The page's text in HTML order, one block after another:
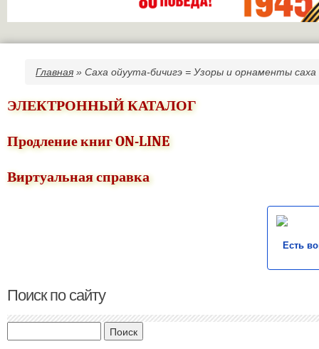
Вы здесь
Главная » Саха ойуута-бичигэ = Узоры и орнаменты саха
ЭЛЕКТРОННЫЙ КАТАЛОГ
Продление книг ON-LINE
Виртуальная справка
Есть
Поиск по сайту